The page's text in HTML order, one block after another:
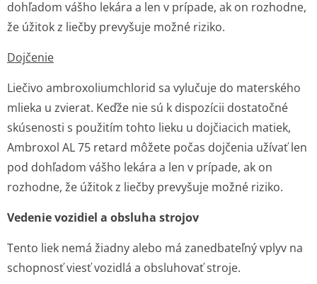
dohľadom vášho lekára a len v prípade, ak on rozhodne,
že úžitok z liečby prevyšuje možné riziko.
Dojčenie
Liečivo ambroxoliumchlorid sa vylučuje do materského
mlieka u zvierat. Keďže nie sú k dispozícii dostatočné
skúsenosti s použitím tohto lieku u dojčiacich matiek,
Ambroxol AL 75 retard môžete počas dojčenia užívať len
pod dohľadom vášho lekára a len v prípade, ak on
rozhodne, že úžitok z liečby prevyšuje možné riziko.
Vedenie vozidiel a obsluha strojov
Tento liek nemá žiadny alebo má zanedbateľný vplyv na
schopnosť viesť vozidlá a obsluhovať stroje.